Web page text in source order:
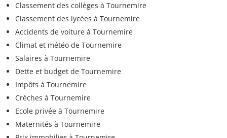
Classement des collèges à Tournemire
Classement des lycées à Tournemire
Accidents de voiture à Tournemire
Climat et météo de Tournemire
Salaires à Tournemire
Dette et budget de Tournemire
Impôts à Tournemire
Crèches à Tournemire
Ecole privée à Tournemire
Maternités à Tournemire